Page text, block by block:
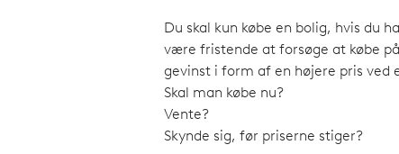
Du skal kun købe en bolig, hvis du
være fristende at forsøge at købe
gevinst i form af en højere pris ved
Skal man købe nu?
Vente?
Skynde sig, før priserne stiger?